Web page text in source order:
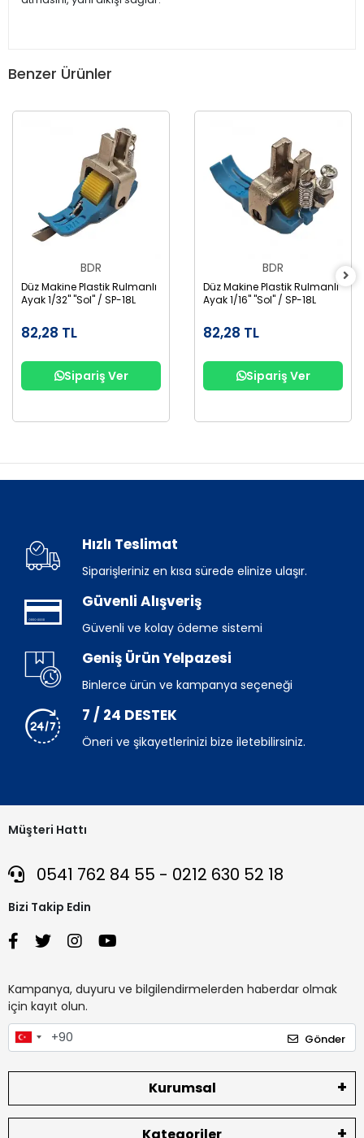
Benzer Ürünler
BDR
Düz Makine Plastik Rulmanlı
Ayak 1/32" "Sol" / SP-18L
82,28 TL
Sipariş Ver
BDR
Düz Makine Plastik Rulmanlı
Ayak 1/16" "Sol" / SP-18L
82,28 TL
Sipariş Ver
Hızlı Teslimat
Siparişleriniz en kısa sürede elinize ulaşır.
Güvenli Alışveriş
Güvenli ve kolay ödeme sistemi
Geniş Ürün Yelpazesi
Binlerce ürün ve kampanya seçeneği
7 / 24 DESTEK
Öneri ve şikayetlerinizi bize iletebilirsiniz.
Müşteri Hattı
0541 762 84 55 - 0212 630 52 18
Bizi Takip Edin
Kampanya, duyuru ve bilgilendirmelerden haberdar olmak
için kayıt olun.
Gönder
Kurumsal